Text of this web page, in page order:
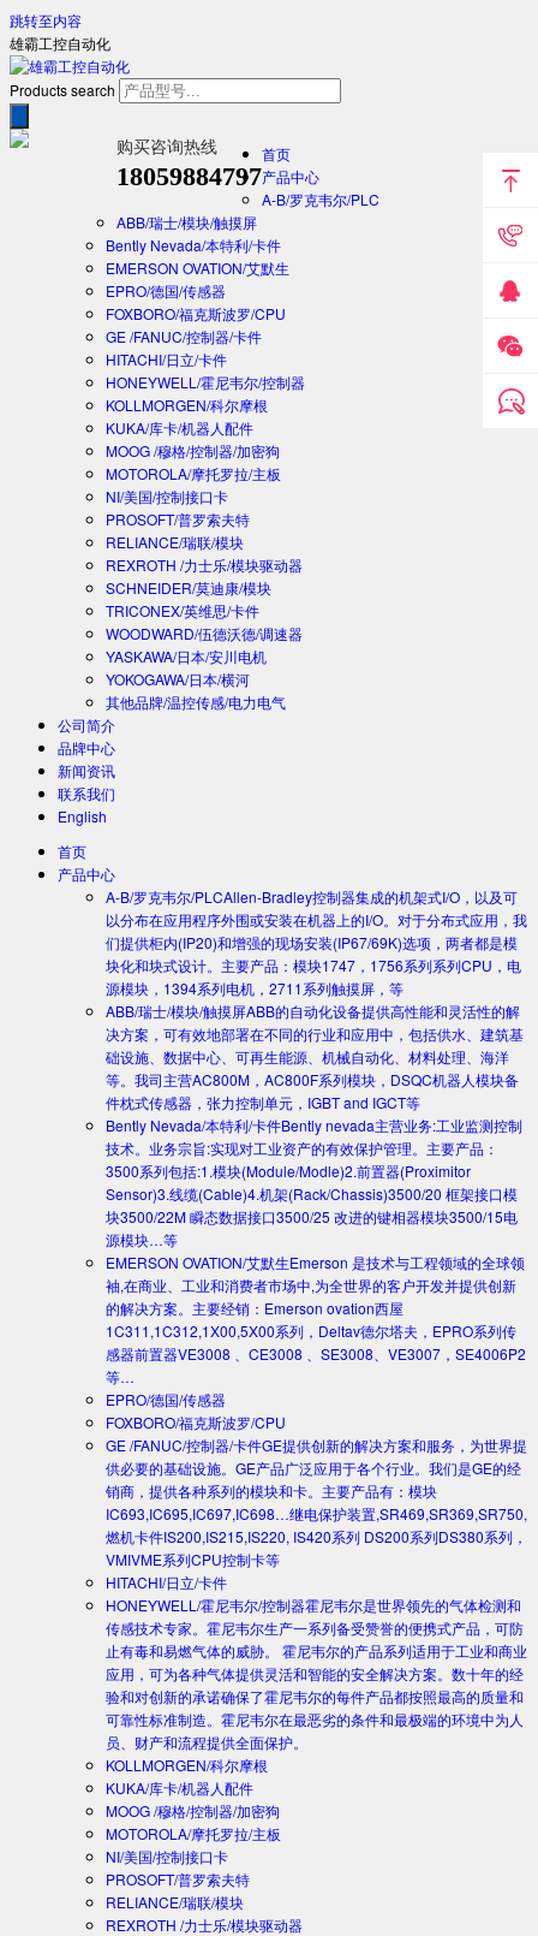
跳转至内容
雄霸工控自动化
Products search
购买咨询热线
18059884797
首页
产品中心
A-B/罗克韦尔/PLC
ABB/瑞士/模块/触摸屏
Bently Nevada/本特利/卡件
EMERSON OVATION/艾默生
EPRO/德国/传感器
FOXBORO/福克斯波罗/CPU
GE /FANUC/控制器/卡件
HITACHI/日立/卡件
HONEYWELL/霍尼韦尔/控制器
KOLLMORGEN/科尔摩根
KUKA/库卡/机器人配件
MOOG /穆格/控制器/加密狗
MOTOROLA/摩托罗拉/主板
NI/美国/控制接口卡
PROSOFT/普罗索夫特
RELIANCE/瑞联/模块
REXROTH /力士乐/模块驱动器
SCHNEIDER/莫迪康/模块
TRICONEX/英维思/卡件
WOODWARD/伍德沃德/调速器
YASKAWA/日本/安川电机
YOKOGAWA/日本/横河
其他品牌/温控传感/电力电气
公司简介
品牌中心
新闻资讯
联系我们
English
首页
产品中心
A-B/罗克韦尔/PLCAllen-Bradley控制器集成的机架式I/O，以及可
以分布在应用程序外围或安装在机器上的I/O。对于分布式应用，我
们提供柜内(IP20)和增强的现场安装(IP67/69K)选项，两者都是模
块化和块式设计。主要产品：模块1747，1756系列系列CPU，电
源模块，1394系列电机，2711系列触摸屏，等
ABB/瑞士/模块/触摸屏ABB的自动化设备提供高性能和灵活性的解
决方案，可有效地部署在不同的行业和应用中，包括供水、建筑基
础设施、数据中心、可再生能源、机械自动化、材料处理、海洋
等。我司主营AC800M，AC800F系列模块，DSQC机器人模块备
件枕式传感器，张力控制单元，IGBT and IGCT等
Bently Nevada/本特利/卡件Bently nevada主营业务:工业监测控制
技术。业务宗旨:实现对工业资产的有效保护管理。主要产品：
3500系列包括:1.模块(Module/Modle)2.前置器(Proximitor
Sensor)3.线缆(Cable)4.机架(Rack/Chassis)3500/20 框架接口模
块3500/22M 瞬态数据接口3500/25 改进的键相器模块3500/15电
源模块…等
EMERSON OVATION/艾默生Emerson 是技术与工程领域的全球领
袖,在商业、工业和消费者市场中,为全世界的客户开发并提供创新
的解决方案。主要经销：Emerson ovation西屋
1C311,1C312,1X00,5X00系列，Deltav德尔塔夫，EPRO系列传
感器前置器VE3008 、CE3008 、SE3008、VE3007，SE4006P2
等…
EPRO/德国/传感器
FOXBORO/福克斯波罗/CPU
GE /FANUC/控制器/卡件GE提供创新的解决方案和服务，为世界提
供必要的基础设施。GE产品广泛应用于各个行业。我们是GE的经
销商，提供各种系列的模块和卡。主要产品有：模块
IC693,IC695,IC697,IC698…继电保护装置,SR469,SR369,SR750,
燃机卡件IS200,IS215,IS220, IS420系列 DS200系列DS380系列，
VMIVME系列CPU控制卡等
HITACHI/日立/卡件
HONEYWELL/霍尼韦尔/控制器霍尼韦尔是世界领先的气体检测和
传感技术专家。霍尼韦尔生产一系列备受赞誉的便携式产品，可防
止有毒和易燃气体的威胁。 霍尼韦尔的产品系列适用于工业和商业
应用，可为各种气体提供灵活和智能的安全解决方案。数十年的经
验和对创新的承诺确保了霍尼韦尔的每件产品都按照最高的质量和
可靠性标准制造。霍尼韦尔在最恶劣的条件和最极端的环境中为人
员、财产和流程提供全面保护。
KOLLMORGEN/科尔摩根
KUKA/库卡/机器人配件
MOOG /穆格/控制器/加密狗
MOTOROLA/摩托罗拉/主板
NI/美国/控制接口卡
PROSOFT/普罗索夫特
RELIANCE/瑞联/模块
REXROTH /力士乐/模块驱动器